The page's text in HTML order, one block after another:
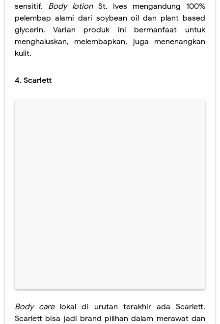
sensitif. Body lotionSt. Ives mengandung 100%
pelembap alami dari soybean oil dan plant based
glycerin. Varian produk ini bermanfaat untuk
menghaluskan, melembapkan, juga menenangkan
kulit.
4. Scarlett
Sensasi aroma wangi lembut dan memberikan kesan
elegan, efek mencerahkan karena adanya